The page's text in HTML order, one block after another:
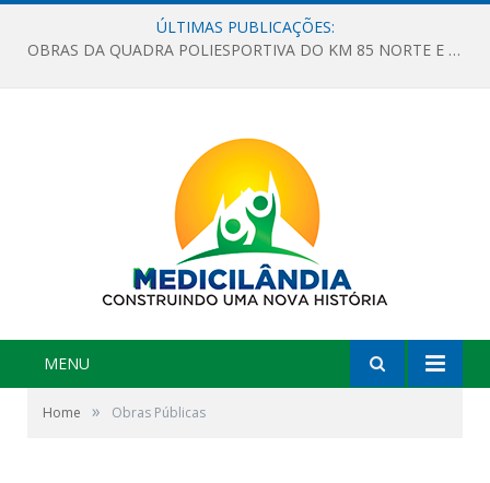
ÚLTIMAS PUBLICAÇÕES:
OBRAS DA QUADRA POLIESPORTIVA DO KM 85 NORTE E DA ESCOLA GASPAR VIANA AVANÇAM
MENU
Home » Obras Públicas